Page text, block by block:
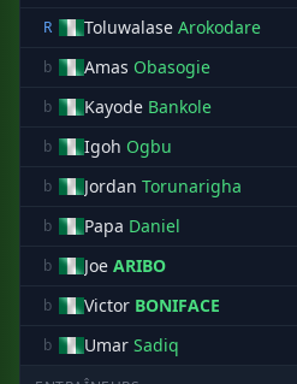
R
Toluwalase Arokodare
b
Amas Obasogie
b Kayode Bankole
b Igoh Ogbu
b Jordan Torunarigha
b Papa Daniel
b Joe ARIBO
b Victor BONIFACE
b Umar Sadiq